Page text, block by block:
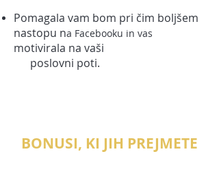
Pomagala vam bom pri čim boljšem
nastopu na Facebooku in vas
motivirala na vaši
poslovni poti.
BONUSI, KI JIH PREJMETE